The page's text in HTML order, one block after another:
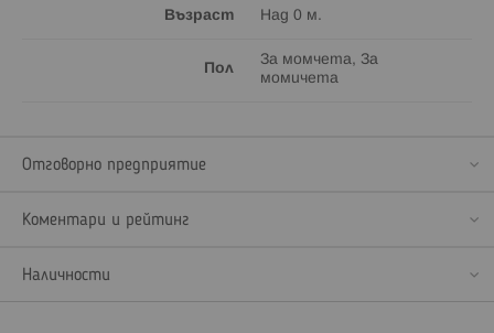
Възраст Над 0 м.
Пол
За момчета, За
момичета
Отговорно предприятие
Коментари и рейтинг
Наличности